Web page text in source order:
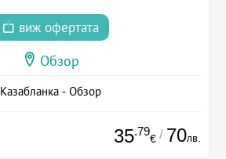
виж офертата
Обзор
Казабланка - Обзор
35.79
€ / 70лв.